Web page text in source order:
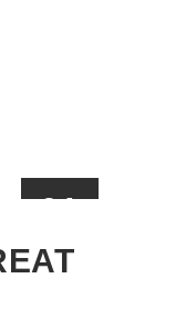
01